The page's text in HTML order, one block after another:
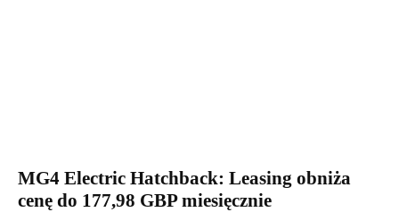
MG4 Electric Hatchback: Leasing obniża
cenę do 177,98 GBP miesięcznie